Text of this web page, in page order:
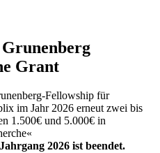
Grant
Fellowship für
im Jahr 2026 erneut zwei bis
1.500€ und 5.000€ in
2026 ist beendet.